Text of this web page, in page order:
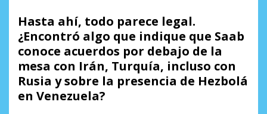
Hasta ahí, todo parece legal.
¿Encontró algo que indique que Saab
conoce acuerdos por debajo de la
mesa con Irán, Turquía, incluso con
Rusia y sobre la presencia de Hezbolá
en Venezuela?